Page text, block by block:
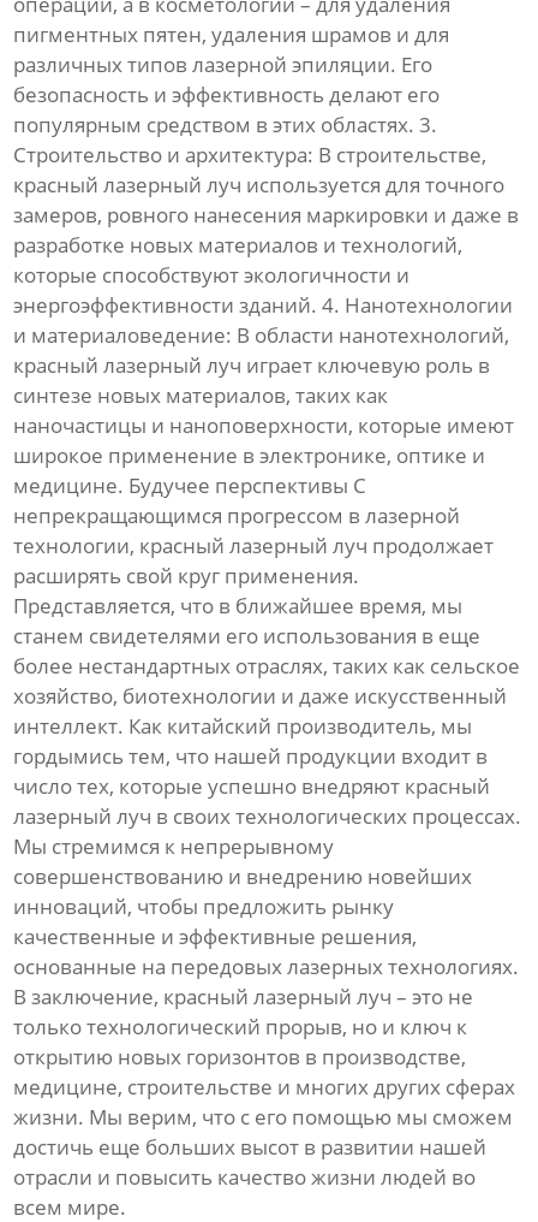
пигментных пятен, удаления шрамов и для
различных типов лазерной эпиляции. Его
безопасность и эффективность делают его
популярным средством в этих областях. 3.
Строительство и архитектура: В строительстве,
красный лазерный луч используется для точного
замеров, ровного нанесения маркировки и даже в
разработке новых материалов и технологий,
которые способствуют экологичности и
энергоэффективности зданий. 4. Нанотехнологии
и материаловедение: В области нанотехнологий,
красный лазерный луч играет ключевую роль в
синтезе новых материалов, таких как
наночастицы и наноповерхности, которые имеют
широкое применение в электронике, оптике и
медицине. Будучее перспективы С
непрекращающимся прогрессом в лазерной
технологии, красный лазерный луч продолжает
расширять свой круг применения.
Представляется, что в ближайшее время, мы
станем свидетелями его использования в еще
более нестандартных отраслях, таких как сельское
хозяйство, биотехнологии и даже искусственный
интеллект. Как китайский производитель, мы
гордымись тем, что нашей продукции входит в
число тех, которые успешно внедряют красный
лазерный луч в своих технологических процессах.
Мы стремимся к непрерывному
совершенствованию и внедрению новейших
инноваций, чтобы предложить рынку
качественные и эффективные решения,
основанные на передовых лазерных технологиях.
В заключение, красный лазерный луч – это не
только технологический прорыв, но и ключ к
открытию новых горизонтов в производстве,
медицине, строительстве и многих других сферах
жизни. Мы верим, что с его помощью мы сможем
достичь еще больших высот в развитии нашей
отрасли и повысить качество жизни людей во
всем мире.